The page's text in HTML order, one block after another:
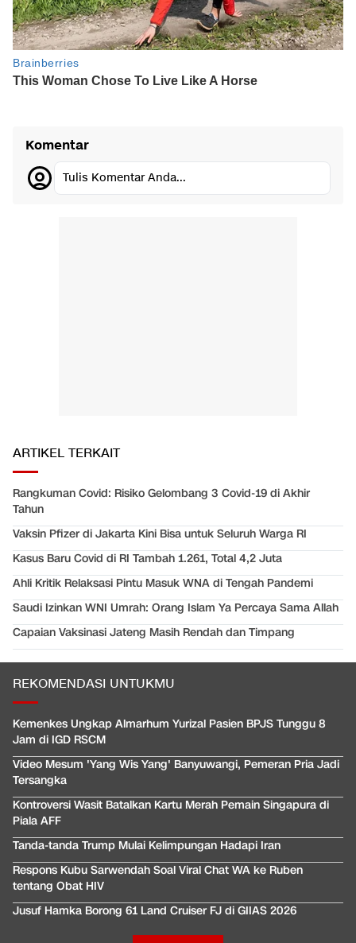
Komentar
Tulis Komentar Anda...
ARTIKEL TERKAIT
Rangkuman Covid: Risiko Gelombang 3 Covid-19 di Akhir
Tahun
Vaksin Pfizer di Jakarta Kini Bisa untuk Seluruh Warga RI
Kasus Baru Covid di RI Tambah 1.261, Total 4,2 Juta
Ahli Kritik Relaksasi Pintu Masuk WNA di Tengah Pandemi
Saudi Izinkan WNI Umrah: Orang Islam Ya Percaya Sama Allah
Capaian Vaksinasi Jateng Masih Rendah dan Timpang
REKOMENDASI UNTUKMU
Kemenkes Ungkap Almarhum Yurizal Pasien BPJS Tunggu 8
Jam di IGD RSCM
Video Mesum 'Yang Wis Yang' Banyuwangi, Pemeran Pria Jadi
Tersangka
Kontroversi Wasit Batalkan Kartu Merah Pemain Singapura di
Piala AFF
Tanda-tanda Trump Mulai Kelimpungan Hadapi Iran
Respons Kubu Sarwendah Soal Viral Chat WA ke Ruben
tentang Obat HIV
Jusuf Hamka Borong 61 Land Cruiser FJ di GIIAS 2026